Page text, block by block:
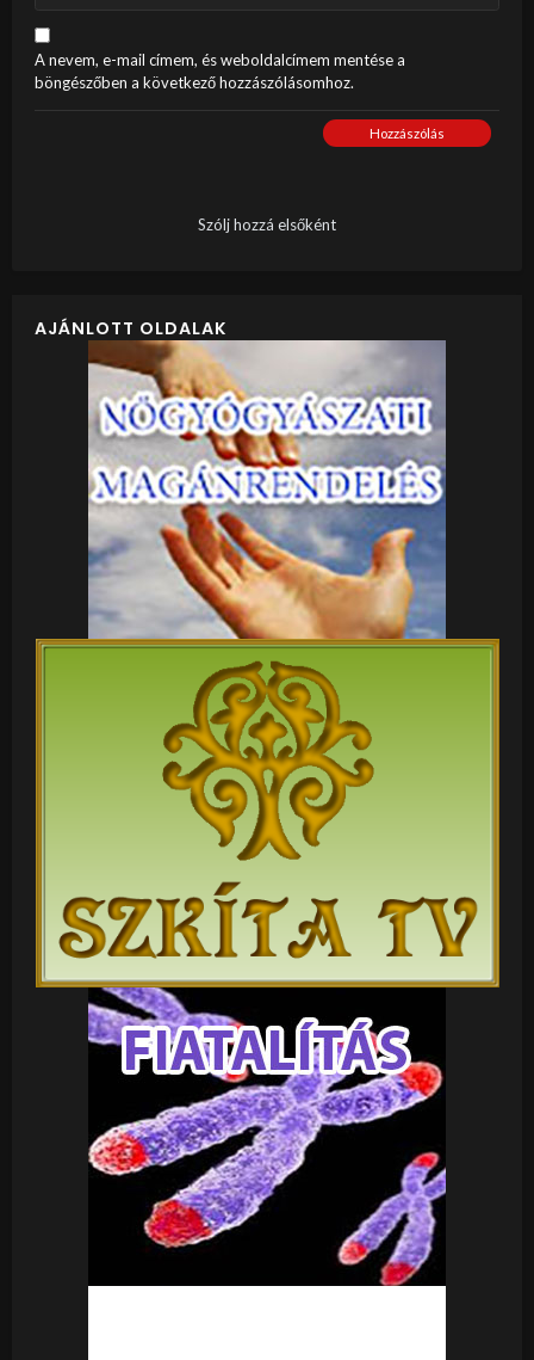
A nevem, e-mail címem, és weboldalcímem mentése a
böngészőben a következő hozzászólásomhoz.
Hozzászólás
Szólj hozzá elsőként
AJÁNLOTT OLDALAK